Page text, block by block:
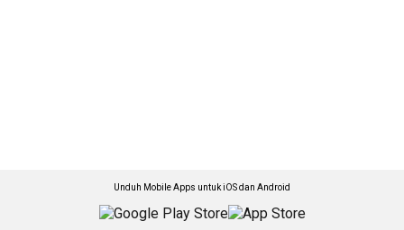
Unduh Mobile Apps untuk iOS dan Android